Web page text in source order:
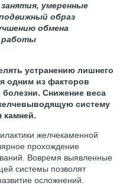
умеренные
образ
обмена
работы
устранению лишнего
одним из факторов
болезни. Снижение веса
систему
камней.
желчекаменной
прохождение
Вовремя выявленные
системы позволят
осложнений.